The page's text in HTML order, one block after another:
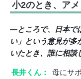
小2のとき、ア
―ところで、日本で
い」という意見が多
いたとき、誰に相談
長井くん：
母にサ